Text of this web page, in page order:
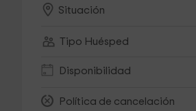
Situación
Tipo Huésped
Disponibilidad
Política de cancelación